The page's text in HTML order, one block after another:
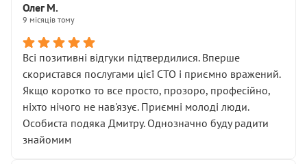
Олег М.
9 місяців тому
Всі позитивні відгуки підтвердилися. Вперше
скористався послугами цієї СТО і приємно вражений.
Якщо коротко то все просто, прозоро, професійно,
ніхто нічого не нав'язує. Приємні молоді люди.
Особиста подяка Дмитру. Однозначно буду радити
знайомим